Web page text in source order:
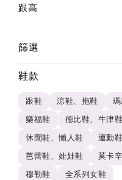
跟高
篩選
鞋款
跟鞋 涼鞋、拖鞋
樂福鞋
德比鞋、牛津鞋
休閒鞋、懶人鞋
運動鞋
芭蕾鞋、娃娃鞋
莫卡
穆勒鞋
全系列女鞋